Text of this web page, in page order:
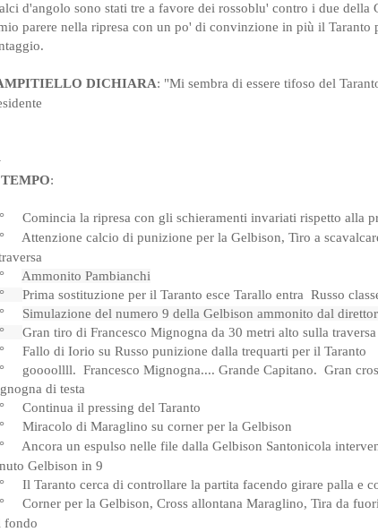
d'angolo sono stati tre a favore dei rossoblu' contro i due della
parere nella ripresa con un po' di convinzione in più il Taranto
DICHIARA: "Mi sembra di essere tifoso del
TEMPO:
Comincia la ripresa con gli schieramenti invariati rispetto alla
Attenzione calcio di punizione per la Gelbison, Tiro a
Ammonito Pambianchi
Prima sostituzione per il Taranto esce Tarallo entra  Russo
Simulazione del numero 9 della Gelbison ammonito dal
Gran tiro di Francesco Mignogna da 30 metri alto sulla traversa
Fallo di Iorio su Russo punizione dalla trequarti per il Taranto
goooollll.  Francesco Mignogna.... Grande Capitano. Gran
di testa
Continua il pressing del Taranto
Miracolo di Maraglino su corner per la Gelbison
Ancora un espulso nelle file dalla Gelbison Santonicola
Gelbison in 9
Il Taranto cerca di controllare la partita facendo girare palla e
Corner per la Gelbison, Cross allontana Maraglino, Tira da
fondo